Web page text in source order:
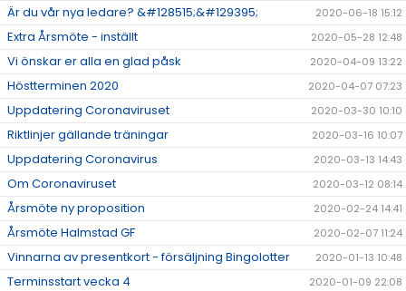
Är du vår nya ledare? &#128515;&#129395; 2020-06-18 15:12
Extra Årsmöte - inställt 2020-05-28 12:48
Vi önskar er alla en glad påsk 2020-04-09 13:22
Höstterminen 2020 2020-04-07 07:23
Uppdatering Coronaviruset 2020-03-30 10:10
Riktlinjer gällande träningar 2020-03-16 10:07
Uppdatering Coronavirus 2020-03-13 14:43
Om Coronaviruset 2020-03-12 08:14
Årsmöte ny proposition 2020-02-24 14:41
Årsmöte Halmstad GF 2020-02-07 11:24
Vinnarna av presentkort - försäljning Bingolotter 2020-01-13 10:48
Terminsstart vecka 4 2020-01-09 22:08